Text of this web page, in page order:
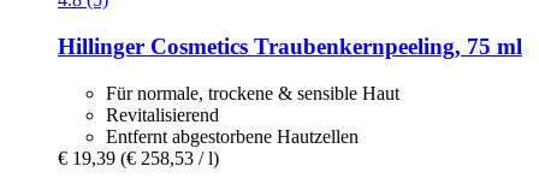
Hillinger Cosmetics Traubenkernpeeling, 75 ml
Für normale, trockene & sensible Haut
Revitalisierend
Entfernt abgestorbene Hautzellen
€ 19,39 (€ 258,53 / l)